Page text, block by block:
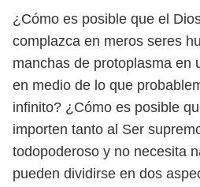
¿Cómo es posible que el
complazca en meros seres hu
manchas de protoplasma en
en medio de lo que
infinito? ¿Cómo es posible
importen tanto al Ser
todopoderoso y no necesita
pueden dividirse en dos